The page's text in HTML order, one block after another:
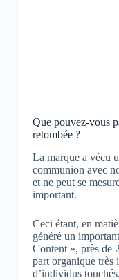
Que pouvez-vous
retombée ?
La marque a vécu
communion avec
et ne peut se
important.
Ceci étant, en
généré un
Content », près de
part organique très
d’individus touchés.